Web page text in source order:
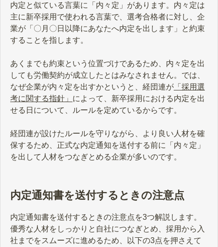
内定と似ている言葉に「内々定」があります。内々定は
主に新卒採用で使われる言葉で、選考合格者に対し、企
業が「〇月〇日以降にあなたへ内定を出します」と約束
することを指します。
あくまでも約束という位置づけであるため、内々定を出
しても労働契約が成立したとはみなされません。では、
なぜ企業が内々定を出すかというと、経団連が 「採用選
考に関する指針」 によって、新卒採用における内定を出
せる日について、ルールを定めているからです。
経団連が設けたルールを守りながら、より良い人材を確
保するため、正式な内定通知を送付する前に「内々定」
を出して人材をつなぎとめる企業が多いのです。
内定通知書を送付するときの注意点
内定通知書を送付するときの注意点を3つ解説します。
優秀な人材をしっかりと自社につなぎとめ、採用から入
社までをスムーズに進めるため、以下の3点を押さえて